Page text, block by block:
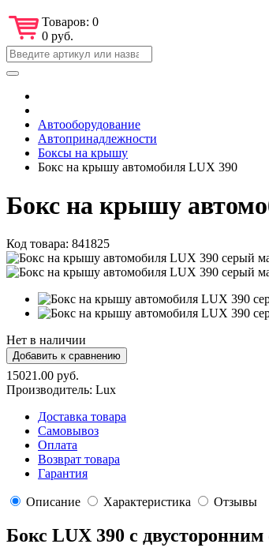
Товаров: 0
0 руб.
Автооборудование
Автопринадлежности
Боксы на крышу
Бокс на крышу автомобиля LUX 390
Бокс на крышу
Код товара: 841825
Нет в наличии
15021.00 руб.
Производитель: Lux
Доставка товара
Самовывоз
Оплата
Возврат товара
Гарантия
Описание Характеристика Отзывы
Бокс LUX 390 с